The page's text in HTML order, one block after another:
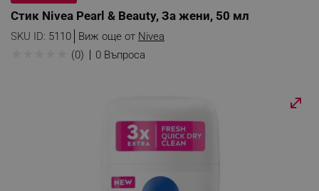
Стик Nivea Pearl & Beauty, За жени, 50 мл
SKU ID: 5110 Виж още от Nivea
(0) 0 Въпроса